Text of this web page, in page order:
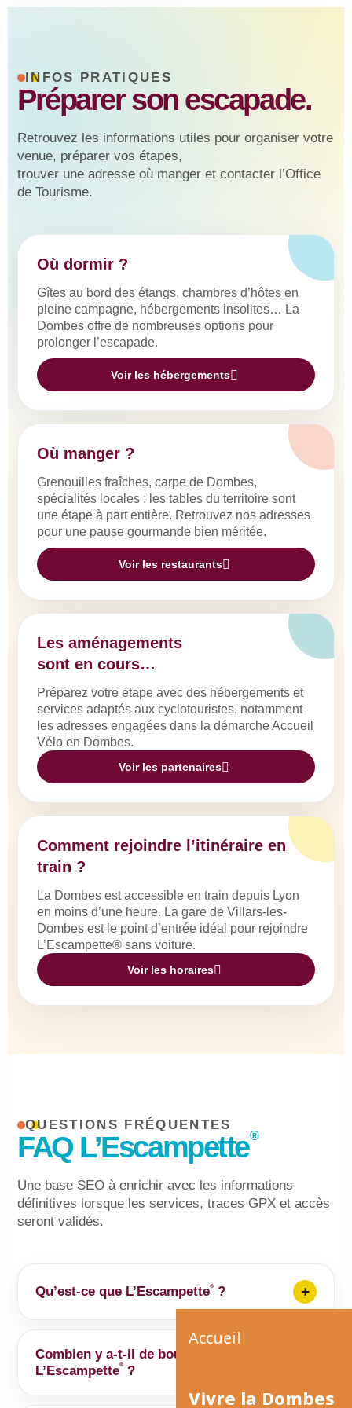
Accueil
Vivre la Dombes
INFOS PRATIQUES
Préparer son escapade.
Retrouvez les informations utiles pour organiser votre
venue, préparer vos étapes,
trouver une adresse où manger et contacter l’Office
de Tourisme.
Où dormir ?
Gîtes au bord des étangs, chambres d’hôtes en
pleine campagne, hébergements insolites… La
Dombes offre de nombreuses options pour
prolonger l’escapade.
Voir les hébergements
Où manger ?
Grenouilles fraîches, carpe de Dombes,
spécialités locales : les tables du territoire sont
une étape à part entière. Retrouvez nos adresses
pour une pause gourmande bien méritée.
Voir les restaurants
Les aménagements
sont en cours…
Préparez votre étape avec des hébergements et
services adaptés aux cyclotouristes, notamment
les adresses engagées dans la démarche Accueil
Vélo en Dombes.
Voir les partenaires
Comment rejoindre l’itinéraire en
train ?
La Dombes est accessible en train depuis Lyon
en moins d’une heure. La gare de Villars-les-
Dombes est le point d’entrée idéal pour rejoindre
L’Escampette® sans voiture.
Voir les horaires
QUESTIONS FRÉQUENTES
FAQ L’Escampette®
Une base SEO à enrichir avec les informations
définitives lorsque les services, traces GPX et accès
seront validés.
Qu’est-ce que L’Escampette® ?
de petites routes de campagne, au cœur de la
nature et à proximité des oiseaux, entre Rhône,
Saône, Dombes et Plaine de l’Ain.
Combien y a-t-il de boucles
L’Escampette® ?
se compose de 4 boucles : la